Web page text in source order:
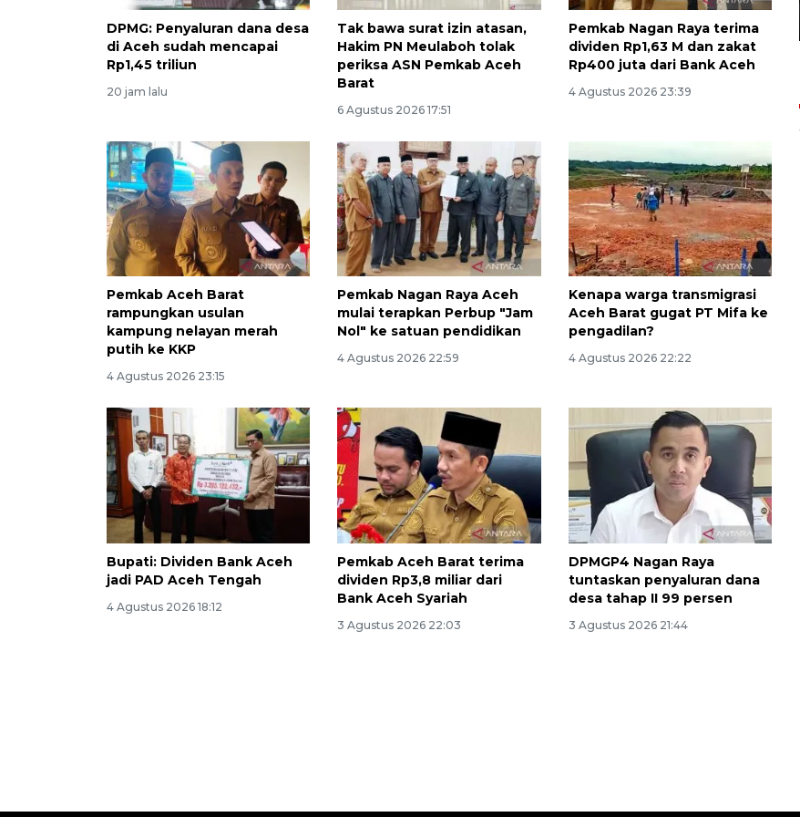
DPMG: Penyaluran dana desa
di Aceh sudah mencapai
Rp1,45 triliun
20 jam lalu
Tak bawa surat izin atasan,
Hakim PN Meulaboh tolak
periksa ASN Pemkab Aceh
Barat
6 Agustus 2026 17:51
Pemkab Nagan Raya terima
dividen Rp1,63 M dan zakat
Rp400 juta dari Bank Aceh
4 Agustus 2026 23:39
Pemkab Aceh Barat
rampungkan usulan
kampung nelayan merah
putih ke KKP
4 Agustus 2026 23:15
Pemkab Nagan Raya Aceh
mulai terapkan Perbup "Jam
Nol" ke satuan pendidikan
4 Agustus 2026 22:59
Kenapa warga transmigrasi
Aceh Barat gugat PT Mifa ke
pengadilan?
4 Agustus 2026 22:22
Bupati: Dividen Bank Aceh
jadi PAD Aceh Tengah
4 Agustus 2026 18:12
Pemkab Aceh Barat terima
dividen Rp3,8 miliar dari
Bank Aceh Syariah
3 Agustus 2026 22:03
DPMGP4 Nagan Raya
tuntaskan penyaluran dana
desa tahap II 99 persen
3 Agustus 2026 21:44